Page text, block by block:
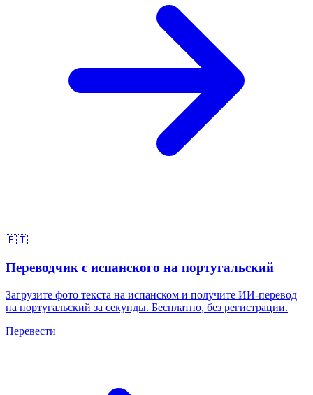
🇵🇹
Переводчик с испанского на португальский
Загрузите фото текста на испанском и получите ИИ-перевод
на португальский за секунды. Бесплатно, без регистрации.
Перевести